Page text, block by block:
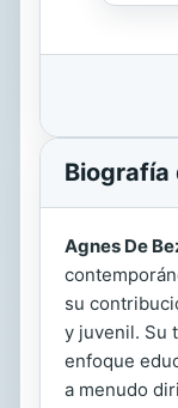
Biografía
Agnes De
su
y juvenil. Su
enfoque
a menudo